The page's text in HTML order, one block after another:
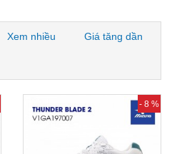
Xem nhiều Giá tăng dần
- 8 %